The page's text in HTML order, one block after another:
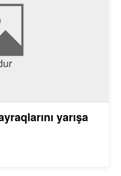
yarışa